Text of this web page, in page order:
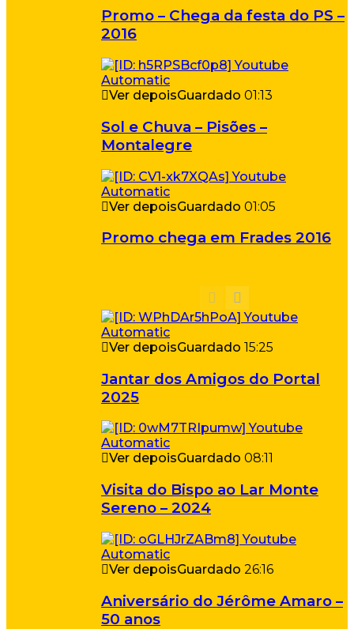
Promo – Chega da festa do PS –
2016
Ver depoisGuardado 01:13
Sol e Chuva – Pisões –
Montalegre
Ver depoisGuardado 01:05
Promo chega em Frades 2016
Ver depoisGuardado 15:25
Jantar dos Amigos do Portal
2025
Ver depoisGuardado 08:11
Visita do Bispo ao Lar Monte
Sereno – 2024
Ver depoisGuardado 26:16
Aniversário do Jérôme Amaro –
50 anos